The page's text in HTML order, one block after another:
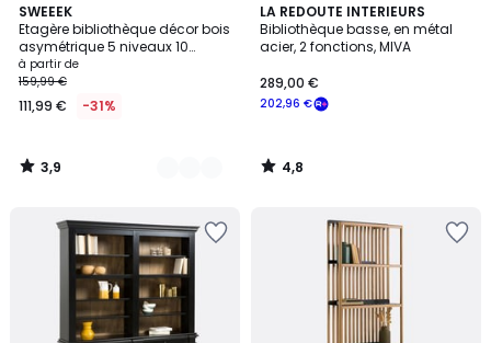
SWEEEK
Etagère bibliothèque décor bois
asymétrique 5 niveaux 10
compartiments BASIKS
à partir de
159,99 €
111,99 € -31%
3,9
/ 5
3
Couleurs
3,9
/
LA REDOUTE INTERIEURS
Bibliothèque basse, en métal
acier, 2 fonctions, MIVA
202,96 €
289,00 €
4,8
/ 5
4,8
/